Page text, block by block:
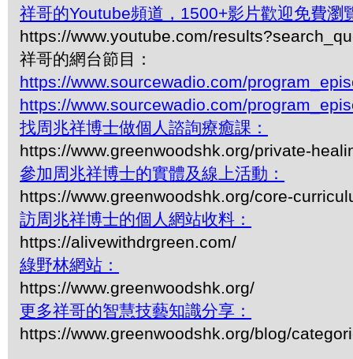
祥哥的Youtube頻道，1500+影片歡迎免費瀏
https://www.youtube.com/
祥哥的網台節目：
https://www.sourcewadio.com/
https://www.sourcewadio.com/
找周兆祥博士做個人諮詢療癒課：
https://www.greenwoodshk.org/private-
參加周兆祥博士的實體及線上活動：
https://www.greenwoodshk.org/core-
訪周兆祥博士的個人網站收料：
https://alivewithdrgreen.com/
綠野林網站：
https://www.greenwoodshk.org/
更多祥哥的智慧技藝知識分享：
https://www.greenwoodshk.org/blog/